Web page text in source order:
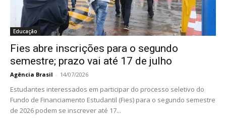
Educação
Fies abre inscrições para o segundo
semestre; prazo vai até 17 de julho
Agência Brasil - 14/07/2026
Estudantes interessados em participar do processo seletivo do
Fundo de Financiamento Estudantil (Fies) para o segundo semestre
de 2026 podem se inscrever até 17...